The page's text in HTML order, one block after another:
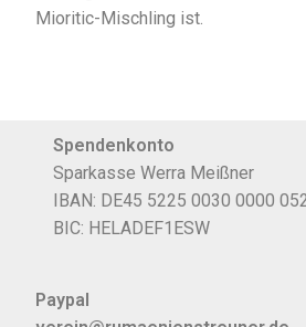
Mioritic-Mischling ist.
Spendenkonto
Sparkasse Werra Meißner
IBAN: DE45 5225 0030 0000
BIC: HELADEF1ESW
Paypal